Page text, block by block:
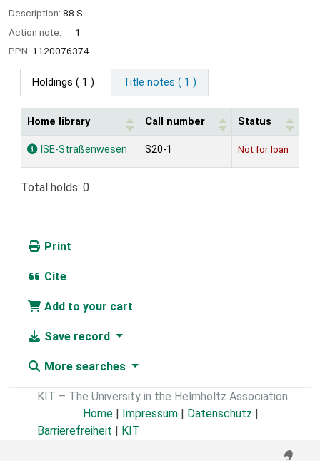
Description: 88 S
Action note:
1
PPN: 1120076374
Holdings ( 1 ) Title notes ( 1 )
Holdings
Home library Call number Status
ISE-Straßenwesen S20-1 Not for loan
Total holds: 0
Print
Cite
Add to your cart
Save record
More searches
KIT – The University in the Helmholtz Association
Home | Impressum | Datenschutz |
Barrierefreiheit | KIT